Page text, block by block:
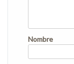
Nombre